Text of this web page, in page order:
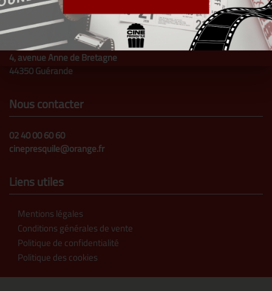
Nous trouver
4, avenue Anne de Bretagne
44350 Guérande
Nous contacter
02 40 00 60 60
cinepresquile@orange.fr
Liens utiles
Mentions légales
Conditions générales de vente
Politique de confidentialité
Politique des cookies